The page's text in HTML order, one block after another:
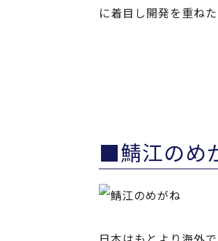
に着目し開発を重ね
■鯖江のめ